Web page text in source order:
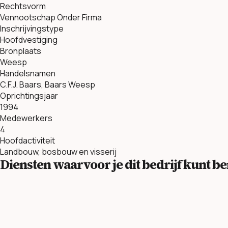
Rechtsvorm
Vennootschap Onder Firma
Inschrijvingstype
Hoofdvestiging
Bronplaats
Weesp
Handelsnamen
C.F.J. Baars, Baars Weesp
Oprichtingsjaar
1994
Medewerkers
4
Hoofdactiviteit
Landbouw, bosbouw en visserij
Diensten waarvoor je dit bedrijf kunt